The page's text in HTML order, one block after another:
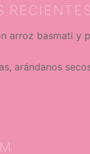
RECIENTES
arroz basmati y
arándanos